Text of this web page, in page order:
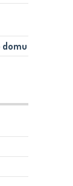
domu